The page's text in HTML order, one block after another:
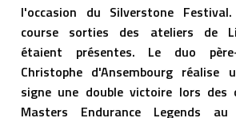
l'occasion du Silverstone
course sorties des ateliers de
étaient présentes. Le duo
Christophe d'Ansembourg
signe une double victoire lors des
Masters Endurance Legends